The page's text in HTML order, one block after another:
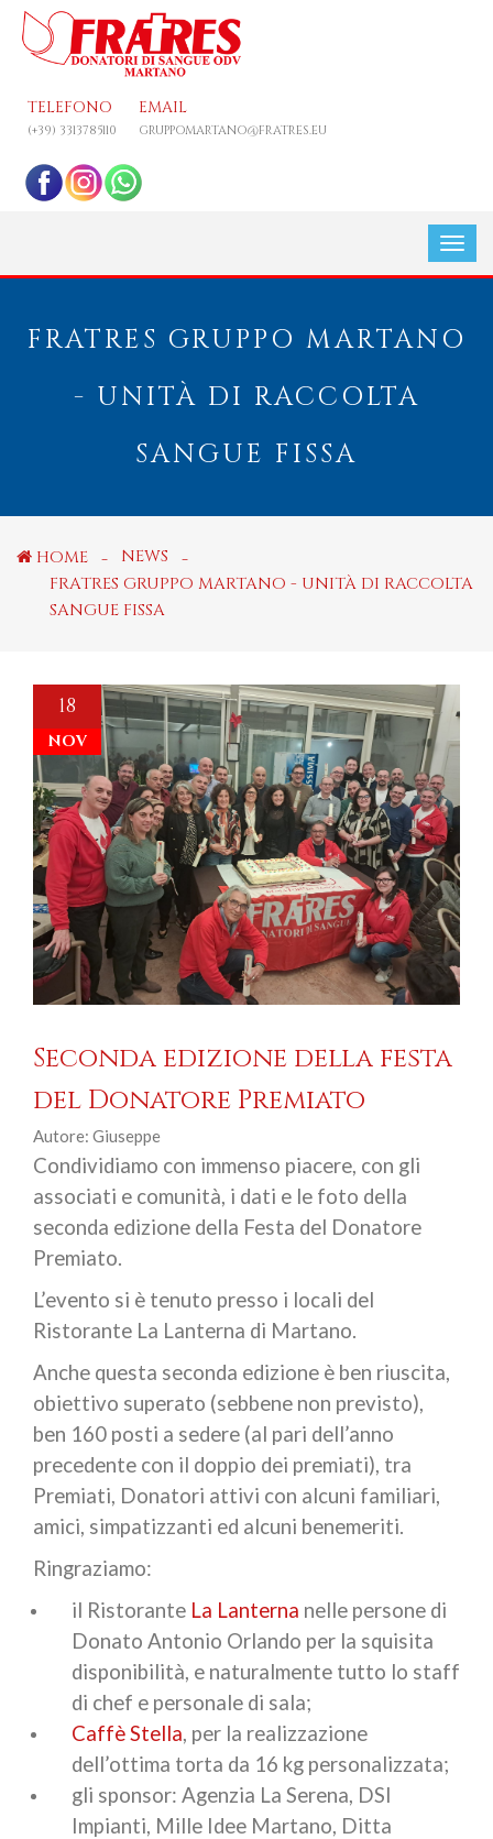
TELEFONO
(+39) 3313785110
EMAIL
GRUPPOMARTANO@FRATRES.EU
FRATRES GRUPPO MARTANO
- UNITÀ DI RACCOLTA
SANGUE FISSA
HOME
NEWS
FRATRES GRUPPO MARTANO - UNITÀ DI RACCOLTA
SANGUE FISSA
18
NOV
Seconda edizione della festa
del Donatore Premiato
Autore: Giuseppe
Condividiamo con immenso piacere, con gli
associati e comunità, i dati e le foto della
seconda edizione della Festa del Donatore
Premiato.
L’evento si è tenuto presso i locali del
Ristorante La Lanterna di Martano.
Anche questa seconda edizione è ben riuscita,
obiettivo superato (sebbene non previsto),
ben 160 posti a sedere (al pari dell’anno
precedente con il doppio dei premiati), tra
Premiati, Donatori attivi con alcuni familiari,
amici, simpatizzanti ed alcuni benemeriti.
Ringraziamo:
il Ristorante La Lanterna nelle persone di
Donato Antonio Orlando per la squisita
disponibilità, e naturalmente tutto lo staff
di chef e personale di sala;
Caffè Stella, per la realizzazione
dell’ottima torta da 16 kg personalizzata;
gli sponsor: Agenzia La Serena, DSI
Impianti, Mille Idee Martano, Ditta